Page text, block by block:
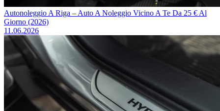
Autonoleggio A Riga – Auto A Noleggio Vicino A Te Da 25 € Al
Giorno (2026)
11.06.2026